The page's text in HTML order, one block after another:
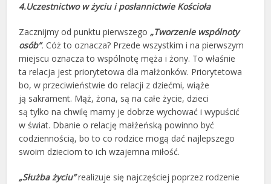
4.Uczestnictwo w życiu i posłannictwie Kościoła
Zacznijmy od punktu pierwszego „Tworzenie wspólnoty
osób”.Cóż to oznacza? Przede wszystkim i na pierwszym
miejscu oznacza to wspólnotę męża i żony. To właśnie
ta relacja jest priorytetowa dla małżonków. Priorytetowa
bo, w przeciwieństwie do relacji z dziećmi, wiąże
ją sakrament. Mąż, żona, są na całe życie, dzieci
są tylko na chwilę mamy je dobrze wychować i wypuścić
w świat. Dbanie o relację małżeńską powinno być
codziennością, bo to co rodzice mogą dać najlepszego
swoim dzieciom to ich wzajemna miłość.
„Służba życiu”realizuje się najczęściej poprzez rodzenie